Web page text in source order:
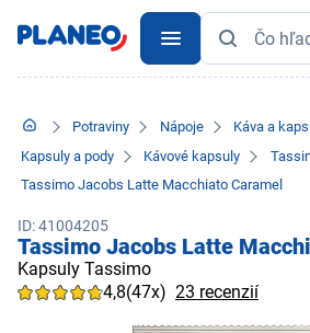
Potraviny Nápoje
Káva a
Kapsuly a pody
Kávové kapsuly
Tassimo Jacobs Latte Macchiato Caramel
ID: 41004205
Tassimo Jacobs Latte
Kapsuly Tassimo
4,8(47x) 23 recenzií